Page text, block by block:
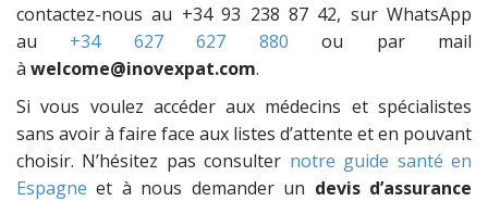
contactez-nous au +34 93 238 87 42, sur WhatsApp
au +34 627 627 880 ou par mail
à welcome@inovexpat.com.
Si vous voulez accéder aux médecins et spécialistes
sans avoir à faire face aux listes d’attente et en pouvant
choisir. N’hésitez pas consulter notre guide santé en
Espagne et à nous demander un devis d’assurance